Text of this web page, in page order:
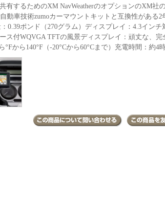
有するためのXM NavWeatherのオプションのXM
自動車技術zumoカーマウントキットと互換性がある
0.39ポンド（270グラム）ディスプレイ：4.3イン
ス付WQVGA TFTの風景ディスプレイ：頑丈な、
°Fから140°F（-20°Cから60°Cまで）充電時間：約